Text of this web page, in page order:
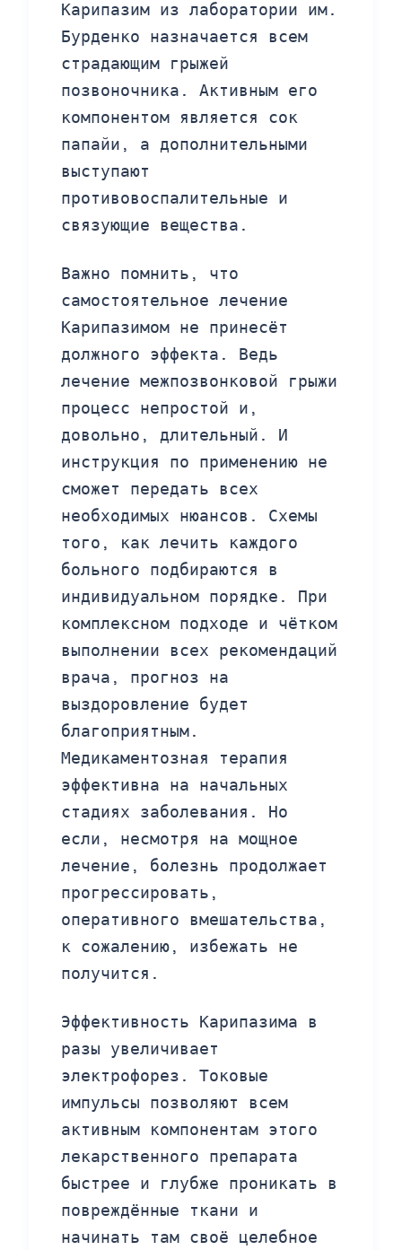
Карипазим из лаборатории им.
Бурденко назначается всем
страдающим грыжей
позвоночника. Активным его
компонентом является сок
папайи, а дополнительными
выступают
противовоспалительные и
связующие вещества.
Важно помнить, что
самостоятельное лечение
Карипазимом не принесёт
должного эффекта. Ведь
лечение межпозвонковой грыжи
процесс непростой и,
довольно, длительный. И
инструкция по применению не
сможет передать всех
необходимых нюансов. Схемы
того, как лечить каждого
больного подбираются в
индивидуальном порядке. При
комплексном подходе и чётком
выполнении всех рекомендаций
врача, прогноз на
выздоровление будет
благоприятным.
Медикаментозная терапия
эффективна на начальных
стадиях заболевания. Но
если, несмотря на мощное
лечение, болезнь продолжает
прогрессировать,
оперативного вмешательства,
к сожалению, избежать не
получится.
Эффективность Карипазима в
разы увеличивает
электрофорез. Токовые
импульсы позволяют всем
активным компонентам этого
лекарственного препарата
быстрее и глубже проникать в
повреждённые ткани и
начинать там своё целебное